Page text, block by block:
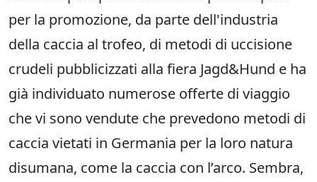
per la promozione, da parte dell'industria
della caccia al trofeo, di metodi di uccisione
crudeli pubblicizzati alla fiera Jagd&Hund e ha
già individuato numerose offerte di viaggio
che vi sono vendute che prevedono metodi di
caccia vietati in Germania per la loro natura
disumana, come la caccia con l’arco. Sembra,